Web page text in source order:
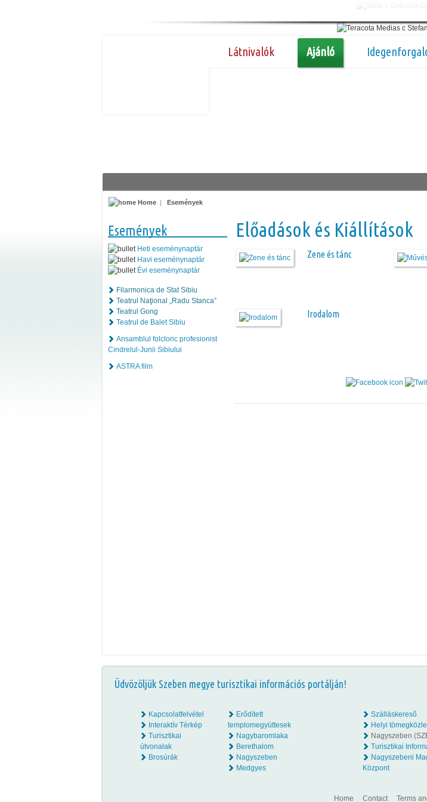
Látnivalók Ajánló
Home | Események
Események
Heti eseménynaptár
Havi eseménynaptár
Évi eseménynaptár
Filarmonica de Stat Sibiu
Teatrul Naţional „Radu Stanca”
Teatrul Gong
Teatrul de Balet Sibiu
Ansamblul folcloric profesionist
Cindrelul-Junii Sibiului
ASTRA film
Előadások és Kiállítások
Zene és tánc
Irodalom
Üdvözöljük Szeben megye turisztikai információs portálján!
Kapcsolatfelvétel
Interaktív Térkép
Turisztikai
útvonalak
Brosúrák
Erődített
templomegyüttesek
Nagybaromlaka
Berethalom
Nagyszeben
Medgyes
Szálláskereső
Helyi
Nagyszeben
Turisztikai
Nagyszebeni
Központ
Home Contact Terms